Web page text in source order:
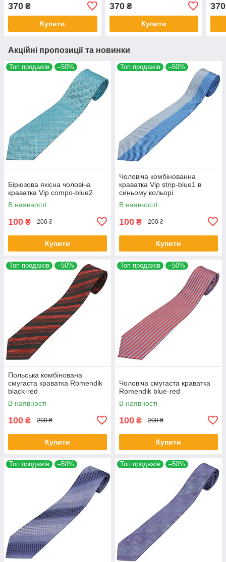
370 ₴
Купити
370₴
Купити
370
Акційні пропозиції та новинки
Топ продажів –50%
Бірюзова якісна чоловіча
краватка Vip compo-blue2
В наявності
100 ₴ 200 ₴
Купити
Топ продажів –50%
Чоловіча комбінованна
краватка Vip strip-blue1 в
синьому кольорі
В наявності
100 ₴ 200 ₴
Купити
Топ продажів –50%
Польська комбінована
смугаста краватка Romendik
black-red
В наявності
100 ₴ 200 ₴
Купити
Топ продажів –50%
Чоловіча смугаста краватка
Romendik blue-red
В наявності
100 ₴ 200 ₴
Купити
Топ продажів –50% Топ продажів –50%